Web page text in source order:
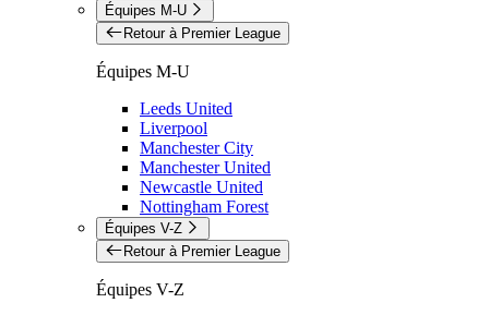
Équipes M-U
Retour à Premier League
Équipes M-U
Leeds United
Liverpool
Manchester City
Manchester United
Newcastle United
Nottingham Forest
Équipes V-Z
Retour à Premier League
Équipes V-Z